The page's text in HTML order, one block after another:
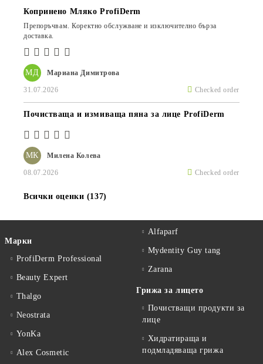
МД Мариана Димитрова
31.07.2026 Checked order
Копринено Мляко ProfiDerm
Препоръчвам. Коректно обслужване и изключително бърза
доставка.
МК Милена Колева
08.07.2026 Checked order
Почистваща и измиваща пяна за лице ProfiDerm
Всички оценки (137)
Марки
ProfiDerm Professional
Beauty Expert
Thalgo
Neostrata
YonKa
Alex Cosmetic
Alfaparf
Mydentity Guy tang
Zarana
Грижа за лицето
Почистващи продукти за
лице
Хидратираща и
подмладяваща грижа